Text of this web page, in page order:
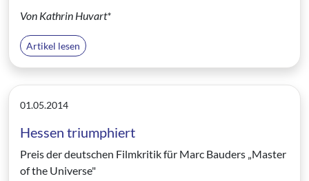
Von Kathrin Huvart*
Artikel lesen
01.05.2014
Hessen triumphiert
Preis der deutschen Filmkritik für Marc Bauders „Master
of the Universe"